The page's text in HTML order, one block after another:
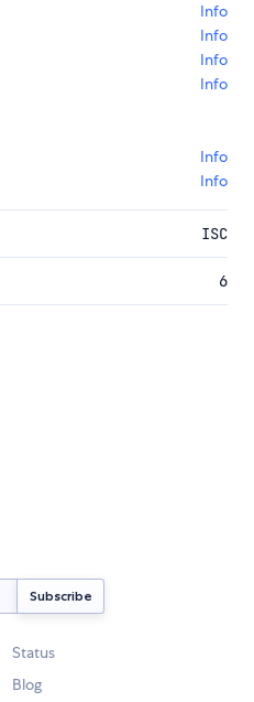
Info
Info
Info
Info
Info
Info
ISC
6
Status
Blog